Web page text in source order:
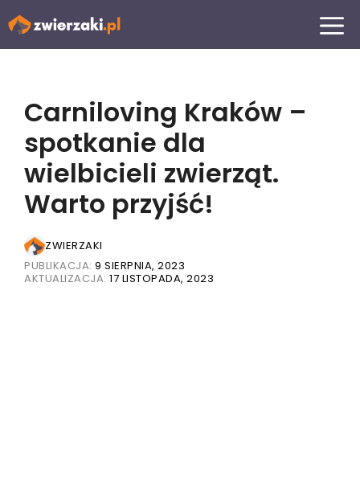
Przejdź
MENU
Carniloving Kraków –
spotkanie dla
wielbicieli zwierząt.
Warto przyjść!
ZWIERZAKI
PUBLIKACJA: 9 SIERPNIA, 2023
AKTUALIZACJA: 17 LISTOPADA, 2023